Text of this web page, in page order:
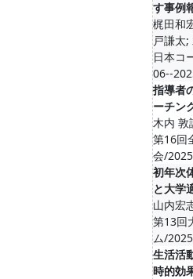
す事例
梶田和
戸謙太;
日本コ
06--
指導者
ーチン
木内 敦
第16回
会/
初年次
と大学
山内宏
第13回
ム/
生活活
時的効